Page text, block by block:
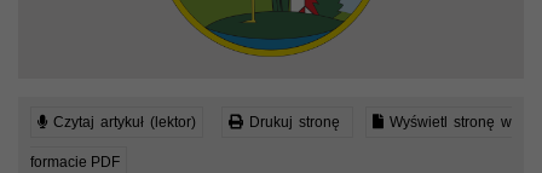
Czytaj artykuł (lektor) Drukuj stronę Wyświetl stronę w
formacie PDF